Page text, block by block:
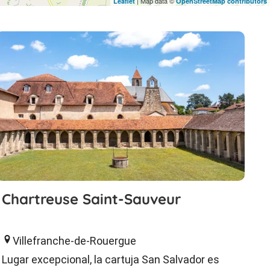
Chartreuse Saint-Sauveur
Villefranche-de-Rouergue
Lugar excepcional, la cartuja San Salvador es